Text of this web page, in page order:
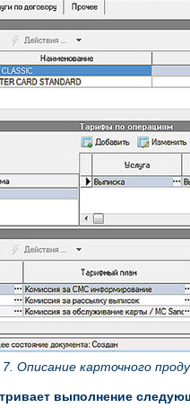
7. Описание карточного
выполнение